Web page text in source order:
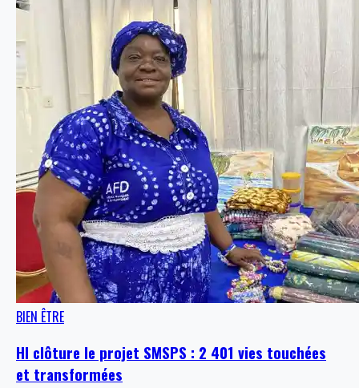
BIEN ÊTRE
HI clôture le projet SMSPS : 2 401 vies touchées
et transformées